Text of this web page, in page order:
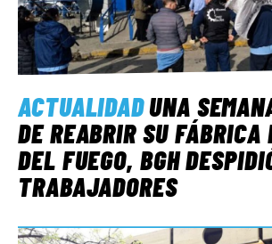
ACTUALIDADUNA
DE REABRIR SU FÁBRICA
DEL FUEGO, BGH
TRABAJADORES